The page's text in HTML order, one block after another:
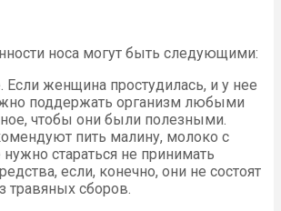
носа могут быть следующими:
женщина простудилась, и у нее
поддержать организм любыми
чтобы они были полезными.
пить малину, молоко с
стараться не принимать
если, конечно, они не состоят
травяных сборов.